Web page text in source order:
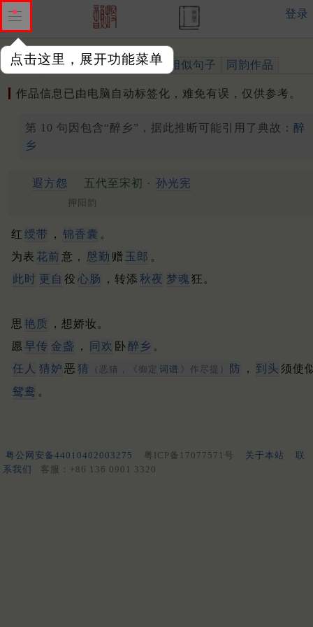
点击这里，展开功能菜单
登录
作品 标注四声 出处、引用 相似句子 同韵作品
作品信息已由电脑自动标签化，难免有误，仅供参考。
第 10 句因包含“醉乡”，据此推断可能引用了典故： 醉
乡
遐方怨 五代至宋初 · 孙光宪
押阳韵
红 绶带 ， 锦香囊 。
为表 花前 意， 慇勤 赠 玉郎 。
此时 更自 役 心肠 ，转添 秋夜 梦魂 狂。
思 艳质
，想娇妆。
愿 早传 金盏 ， 同欢 卧醉乡 。
任人 猜妒 恶 猜 （恶猜，《御定 词谱 》作尽提） 防 ， 到头 须使
鸳鸯 。
粤公网安备44010402003275 粤ICP备17077571号 关于本站
联
系我们
客服：+86 136 0901 3320